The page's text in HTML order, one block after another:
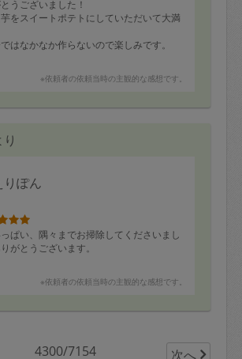
うございました！
をスイートポテトにしていただいて大満
はなかなか作らないので楽しみです。
らずキッチリ冷蔵庫のお野菜とお肉を使い
※依頼者の依頼当時の主観的な感想です。
りぽん
ぱい、隅々までお掃除してくださいまし
がとうございます。
※依頼者の依頼当時の主観的な感想です。
4300/7154 次へ